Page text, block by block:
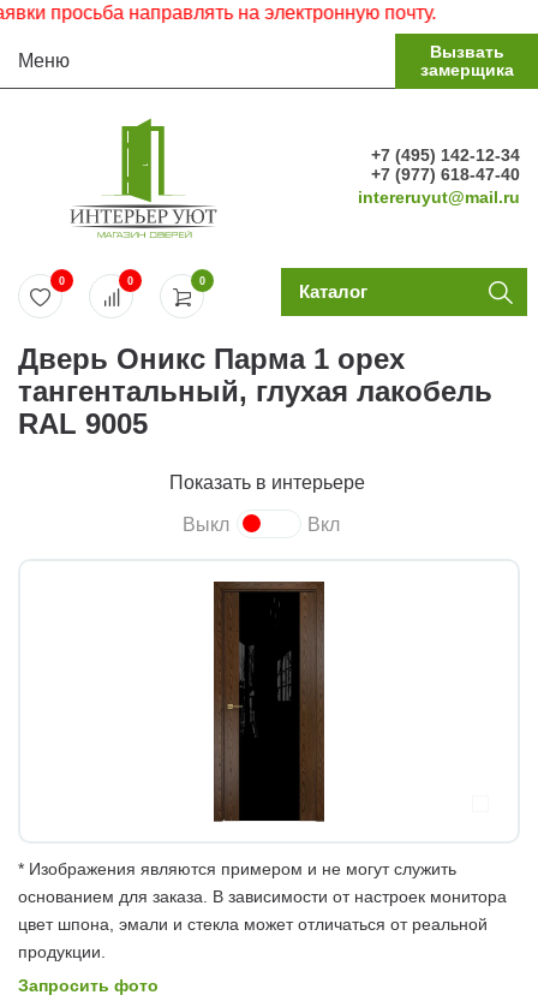
направлять на электронную почту.
Меню
Вызвать
замерщика
+7 (495) 142-12-34
+7 (977) 618-47-40
intereruyut@mail.ru
0
0 0 Каталог
Дверь Оникс Парма 1 орех
тангентальный, глухая лакобель
RAL 9005
Показать в интерьере
Выкл Вкл
* Изображения являются примером и не могут служить
основанием для заказа. В зависимости от настроек монитора
цвет шпона, эмали и стекла может отличаться от реальной
продукции.
Запросить фото